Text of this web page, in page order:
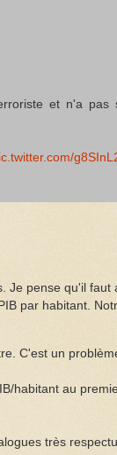
et n'a pas
Je pense qu'il faut
par habitant.
C'est un
habitant au
très